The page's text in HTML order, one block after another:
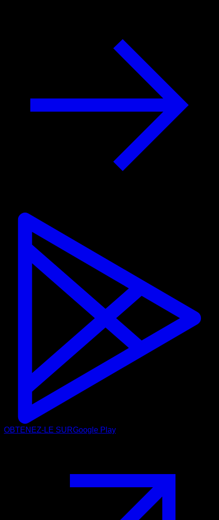
OBTENEZ-LE SURGoogle Play